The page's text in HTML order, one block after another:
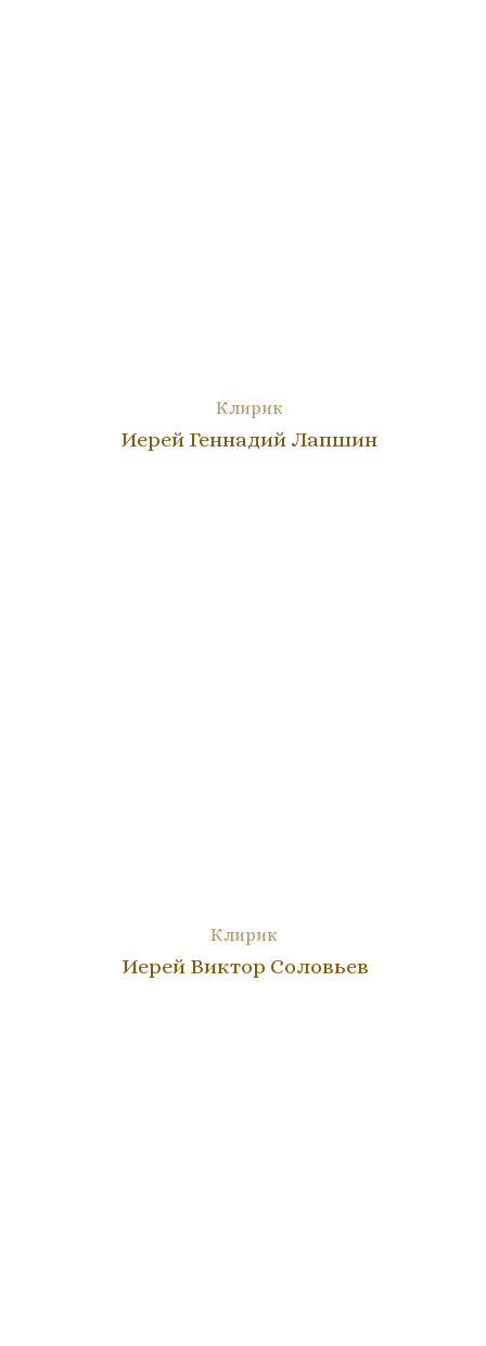
Клирик
Иерей Виктор Соловьев
Клирик
Иерей Геннадий Лапшин